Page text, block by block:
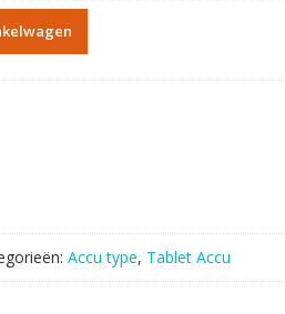
Accu type, Tablet Accu